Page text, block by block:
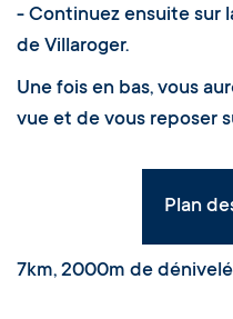
- Continuez ensuite sur
de Villaroger.
Une fois en bas, vous
vue et de vous reposer
Plan
7km, 2000m de